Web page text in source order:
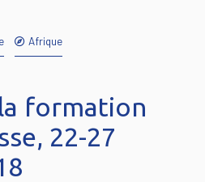
Afrique
formation
22-27